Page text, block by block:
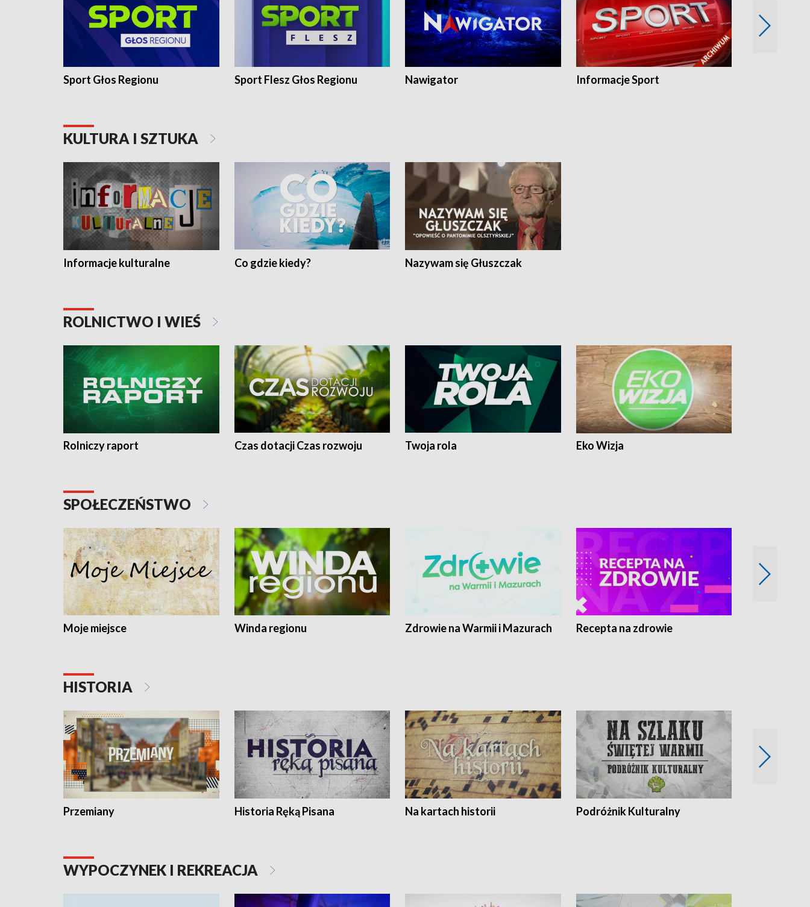
Sport Głos Regionu Sport Flesz Głos Regionu Nawigator Informacje Sport
KULTURA I SZTUKA
Informacje kulturalne Co gdzie kiedy? Nazywam się Głuszczak
ROLNICTWO I WIEŚ
Rolniczy raport Czas dotacji Czas rozwoju Twoja rola Eko Wizja
SPOŁECZEŃSTWO
Moje miejsce Winda regionu Zdrowie na Warmii i Mazurach Recepta na zdrowie
HISTORIA
Przemiany Historia Ręką Pisana Na kartach historii Podróżnik Kulturalny
WYPOCZYNEK I REKREACJA